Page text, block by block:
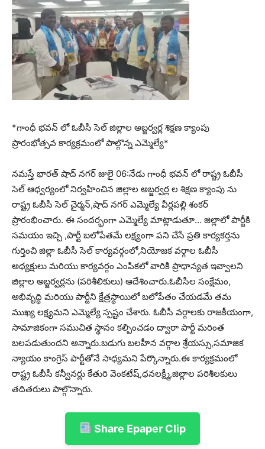
*గాంధీ భవన్ లో ఓబీసీ సెల్ జిల్లాల అబ్జర్వర్ల శిక్షణ క్యాంపు
ప్రారంభోత్సవ కార్యక్రమంలో పాల్గొన్న ఎమ్మెల్యే*
నమస్తే భారత్ షాద్ నగర్ జులై 06:నేడు గాంధీ భవన్ లో రాష్ట్ర ఓబీసీ
సెల్ ఆధ్వర్యంలో నిర్వహించిన జిల్లాల అబ్జర్వర్ల ల శిక్షణ క్యాంపు ను
రాష్ట్ర ఓబీసీ సెల్ చైర్మన్,షాద్ నగర్ ఎమ్మెల్యే వీర్లపల్లి శంకర్
ప్రారంభించారు. ఈ సందర్భంగా ఎమ్మెల్యే మాట్లాడుతూ… జిల్లాలో పార్టీకి
సమయం ఇచ్చి ,పార్టీ బలోపేతమే లక్ష్యంగా పని చేసే ప్రతి కార్యకర్తను
గుర్తించి జిల్లా ఓబీసీ సెల్ కార్యవర్గంలో,నియోజక వర్గాల ఓబీసీ
అధ్యక్షులు మరియు కార్యవర్గం ఎంపికలో వారికి ప్రాధాన్యత ఇవ్వాలని
జిల్లాల అబ్జర్వర్లను (పరిశీలికులు) ఆదేశించారు.ఓబీసీల సంక్షేమం,
అభివృద్ధి మరియు పార్టీని క్షేత్రస్థాయిలో బలోపేతం చేయడమే తమ
ముఖ్య లక్ష్యమని ఎమ్మెల్యే స్పష్టం చేశారు. ఓబీసీ వర్గాలకు రాజకీయంగా,
సామాజికంగా సముచిత స్థానం కల్పించడం ద్వారా పార్టీ మరింత
బలపడుతుందని అన్నారు.బడుగు బలహీన వర్గాల శ్రేయస్సు,సమాజిక
న్యాయం కాంగ్రెస్ పార్టీతోనే సాధ్యమని పేర్కొన్నారు.ఈ కార్యక్రమంలో
రాష్ట్ర ఓబీసీ కన్వీనర్లు కేతురి వెంకటేష్,ధనలక్ష్మీ,జిల్లాల పరిశీలకులు
తదితరులు పాల్గొన్నారు.
Share Epaper Clip